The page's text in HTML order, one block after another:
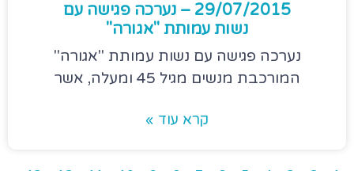
29/07/2015 – נערכה פגישה עם
נשות עמותת "אגורה"
נערכה פגישה עם נשות עמותת "אגורה"
המורכבת מנשים מגיל 45 ומעלה, אשר
קרא עוד »